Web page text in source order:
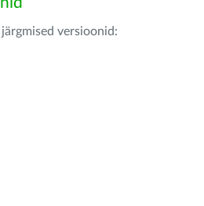
versioonid: